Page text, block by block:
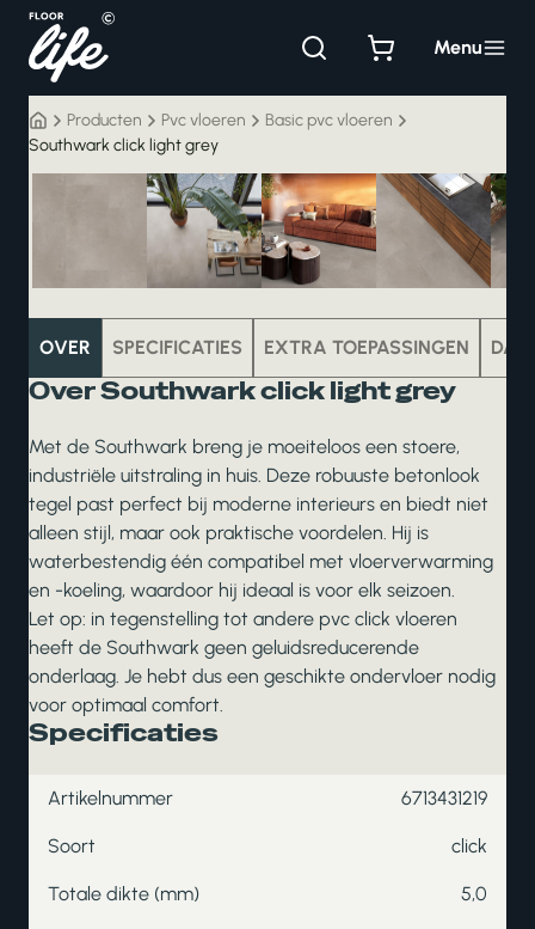
inhoud
Menu
Producten Pvc vloeren
Basic pvc vloeren
Southwark click light grey
OVER SPECIFICATIES EXTRA TOEPASSINGEN
Over Southwark click light grey
Met de Southwark breng je moeiteloos een stoere,
industriële uitstraling in huis. Deze robuuste betonlook
tegel past perfect bij moderne interieurs en biedt niet
alleen stijl, maar ook praktische voordelen. Hij is
waterbestendig één compatibel met vloerverwarming
en -koeling, waardoor hij ideaal is voor elk seizoen.
Let op: in tegenstelling tot andere pvc click vloeren
heeft de Southwark geen geluidsreducerende
onderlaag. Je hebt dus een geschikte ondervloer nodig
voor optimaal comfort.
Specificaties
Artikelnummer 6713431219
Soort click
Totale dikte (mm) 5,0